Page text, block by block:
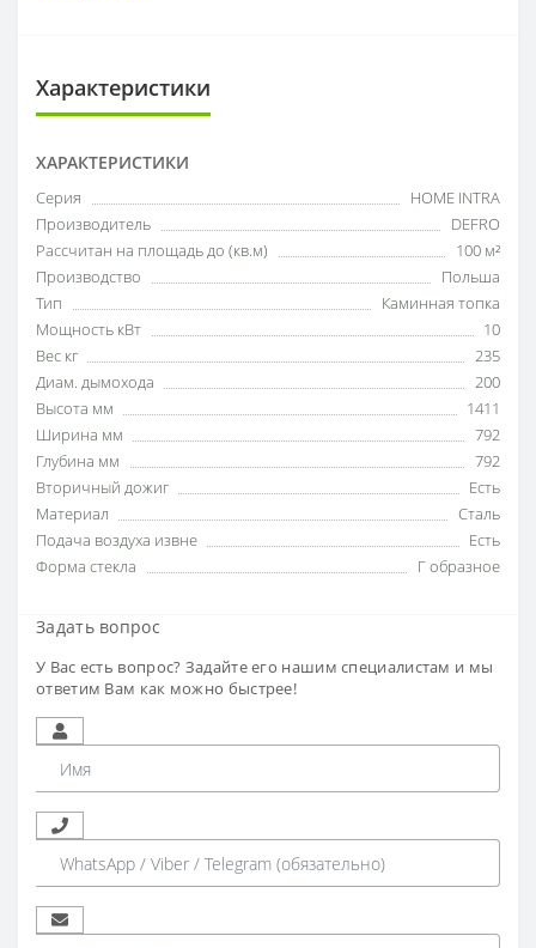
Характеристики
ХАРАКТЕРИСТИКИ
Серия
HOME INTRA
Производитель
DEFRO
Рассчитан на площадь до (кв.м)
100 м²
Производство
Польша
Тип
Каминная топка
Мощность кВт
10
Вес кг
235
Диам. дымохода
200
Высота мм
1411
Ширина мм
792
Глубина мм
792
Вторичный дожиг
Есть
Материал
Сталь
Подача воздуха извне
Есть
Форма стекла
Г образное
Задать вопрос
У Вас есть вопрос? Задайте его нашим специалистам и мы
ответим Вам как можно быстрее!